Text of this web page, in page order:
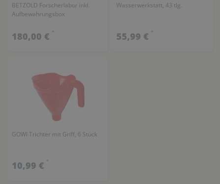
BETZOLD Forscherlabor inkl.
Aufbewahrungsbox
180,00 € *
Wasserwerkstatt, 43 tlg.
55,99 € *
GOWI Trichter mit Griff, 6 Stück
10,99 € *